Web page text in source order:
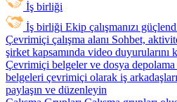
İş birliği
İş birliği Ekip çalışmanızı
Çevrimiçi çalışma alanı Sohbet,
şirket kapsamında video duyurularını
Çevrimiçi belgeler ve dosya depolama
belgeleri çevrimiçi olarak iş
paylaşın ve düzenleyin